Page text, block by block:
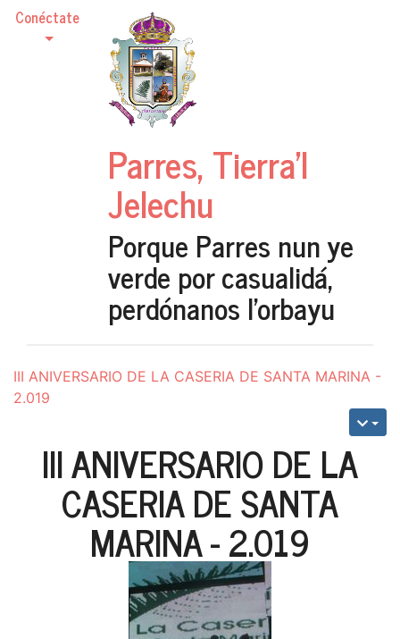
Conéctate
Parres, Tierra'l
Jelechu
Porque Parres nun ye
verde por casualidá,
perdónanos l'orbayu
III ANIVERSARIO DE LA CASERIA DE SANTA MARINA -
2.019
III ANIVERSARIO DE LA
CASERIA DE SANTA
MARINA - 2.019